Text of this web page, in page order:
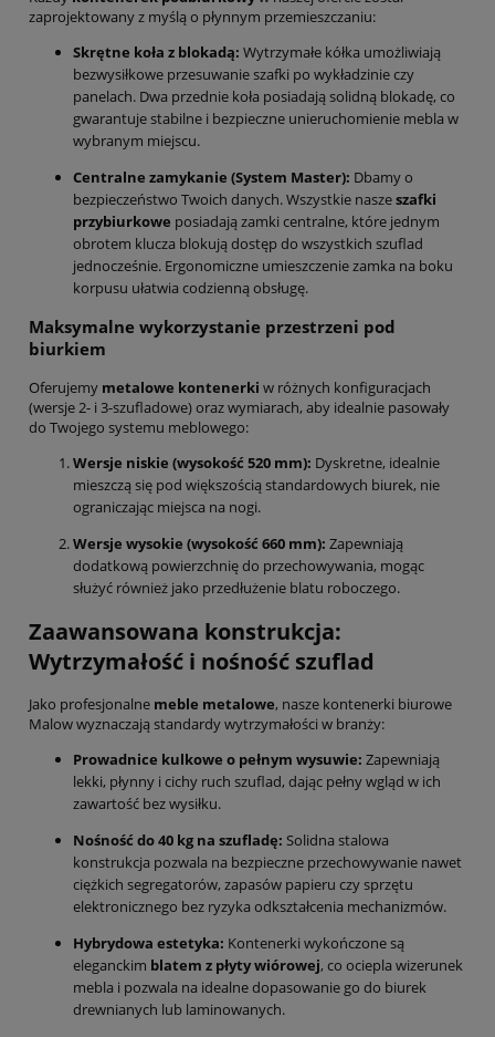
zaprojektowany z myślą o płynnym przemieszczaniu:
Skrętne koła z blokadą: Wytrzymałe kółka umożliwiają
bezwysiłkowe przesuwanie szafki po wykładzinie czy
panelach. Dwa przednie koła posiadają solidną blokadę, co
gwarantuje stabilne i bezpieczne unieruchomienie mebla w
wybranym miejscu.
Centralne zamykanie (System Master): Dbamy o
bezpieczeństwo Twoich danych.Wszystkie naszeszafki
przybiurkowe posiadają zamki centralne, które jednym
obrotem klucza blokują dostęp do wszystkich szuflad
jednocześnie. Ergonomiczne umieszczenie zamka na boku
korpusu ułatwia codzienną obsługę.
Maksymalne wykorzystanie przestrzeni pod
biurkiem
Oferujemy metalowe kontenerki w różnych konfiguracjach
(wersje 2- i 3-szufladowe) oraz wymiarach, aby idealnie pasowały
do Twojego systemu meblowego:
Wersje niskie (wysokość 520 mm): Dyskretne, idealnie
mieszczą się pod większością standardowych biurek, nie
ograniczając miejsca na nogi.
Wersje wysokie (wysokość 660 mm): Zapewniają
dodatkową powierzchnię do przechowywania, mogąc
służyć również jako przedłużenie blatu roboczego.
Zaawansowana konstrukcja:
Wytrzymałość i nośność szuflad
Jako profesjonalne meble metalowe, nasze kontenerki biurowe
Malow wyznaczają standardy wytrzymałości w branży:
Prowadnice kulkowe o pełnym wysuwie: Zapewniają
lekki, płynny i cichy ruch szuflad, dając pełny wgląd w ich
zawartość bez wysiłku.
Nośność do 40 kg na szufladę: Solidna stalowa
konstrukcja pozwala na bezpieczne przechowywanie nawet
ciężkich segregatorów, zapasów papieru czy sprzętu
elektronicznego bez ryzyka odkształcenia mechanizmów.
Hybrydowa estetyka: Kontenerki wykończone są
eleganckim blatem z płyty wiórowej, co ociepla wizerunek
mebla i pozwala na idealne dopasowanie go do biurek
drewnianych lub laminowanych.